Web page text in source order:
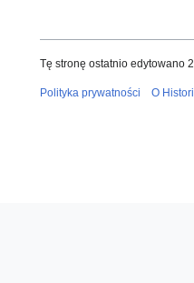
Tę stronę ostatnio edytowano
Polityka prywatności O